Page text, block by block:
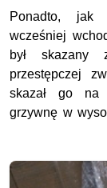
Ponadto, jak
wcześniej
był skazany
przestępczej
skazał go na
grzywnę w